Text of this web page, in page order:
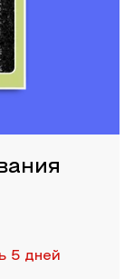
5 дней